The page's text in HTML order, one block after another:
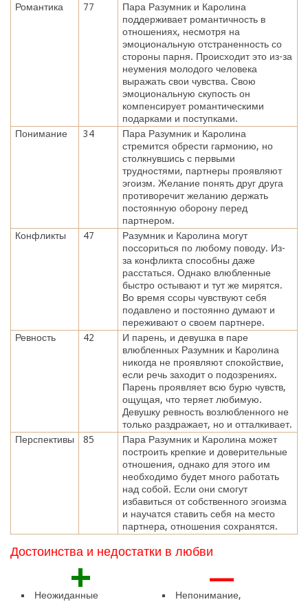
Романтика 77
Пара Разумник и Каролина
поддерживает романтичность в
отношениях, несмотря на
эмоциональную отстраненность со
стороны парня. Происходит это из-за
неумения молодого человека
выражать свои чувства. Свою
эмоциональную скупость он
компенсирует романтическими
подарками и поступками.
Понимание
34
Пара Разумник и Каролина
стремится обрести гармонию, но
столкнувшись с первыми
трудностями, партнеры проявляют
эгоизм. Желание понять друг друга
противоречит желанию держать
постоянную оборону перед
партнером.
Конфликты
47
Разумник и Каролина могут
поссориться по любому поводу. Из-
за конфликта способны даже
расстаться. Однако влюбленные
быстро остывают и тут же мирятся.
Во время ссоры чувствуют себя
подавлено и постоянно думают и
переживают о своем партнере.
Ревность
42
И парень, и девушка в паре
влюбленных Разумник и Каролина
никогда не проявляют спокойствие,
если речь заходит о подозрениях.
Парень проявляет всю бурю чувств,
ощущая, что теряет любимую.
Девушку ревность возлюбленного не
только раздражает, но и отталкивает.
Перспективы
85
Пара Разумник и Каролина может
построить крепкие и доверительные
отношения, однако для этого им
необходимо будет много работать
над собой. Если они смогут
избавиться от собственного эгоизма
и научатся ставить себя на место
партнера, отношения сохранятся.
Достоинства и недостатки в любви
+
Неожиданные
—
Непонимание,